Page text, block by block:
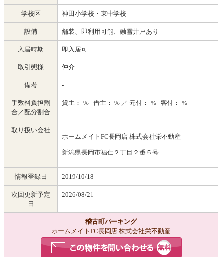
学校区 神田小学校・東中学校
設備 舗装、即利用可能、融雪井戸あり
入居時期 即入居可
取引態様 仲介
備考 -
手数料負担割
合／配分割合
貸主：-% 借主：-% ／ 元付：-% 客付：-%
取り扱い会社
ホームメイトFC長岡店 株式会社栄不動産
新潟県長岡市福住２丁目２番５号
情報登録日 2019/10/18
次回更新予定
日
2026/08/21
稽古町パーキング
ホームメイトFC長岡店 株式会社栄不動産